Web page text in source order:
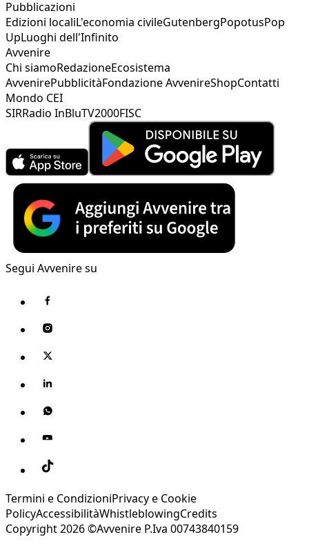
Pubblicazioni
Edizioni localiL'economia civileGutenbergPopotusPop
UpLuoghi dell'Infinito
Avvenire
Chi siamoRedazioneEcosistema
AvvenirePubblicitàFondazione AvvenireShopContatti
Mondo CEI
SIRRadio InBluTV2000FISC
Segui Avvenire su
Termini e CondizioniPrivacy e Cookie
PolicyAccessibilitàWhistleblowingCredits
Copyright 2026 ©Avvenire P.Iva 00743840159